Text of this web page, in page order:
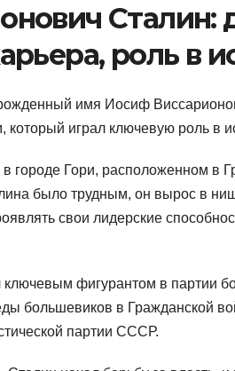
Сталин:
роль в
имя Иосиф
который играл ключевую роль в
городе Гори, расположенном в
было трудным, он вырос в
свои лидерские
ключевым фигурантом в партии
большевиков в Гражданской
партии СССР.